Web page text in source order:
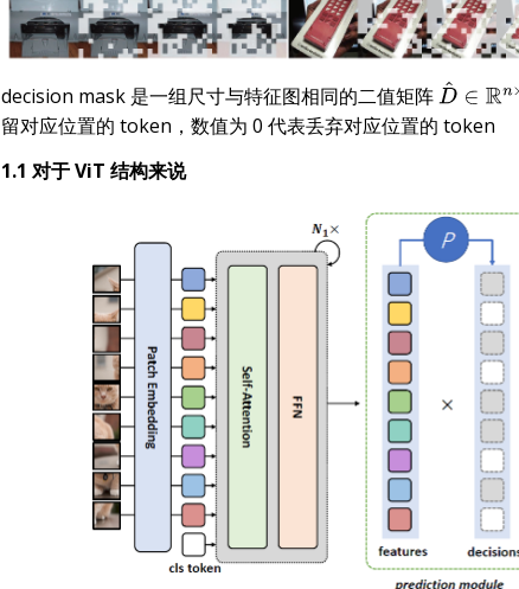
decision mask 是一组尺寸与特征图相同的二值矩阵D^ ∈ Rn×
留对应位置的 token，数值为 0 代表丢弃对应位置的 token
1.1 对于 ViT 结构来说